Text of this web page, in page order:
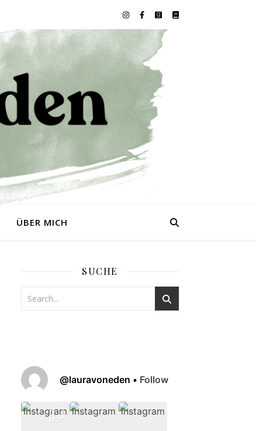
ÜBER MICH
SUCHE
@lauravoneden • Follow